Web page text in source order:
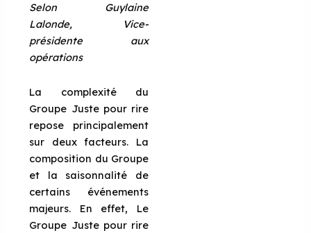
Selon Guylaine
Lalonde, Vice-
présidente aux
opérations
La complexité du
Groupe Juste pour rire
repose principalement
sur deux facteurs. La
composition du Groupe
et la saisonnalité de
certains événements
majeurs. En effet, Le
Groupe Juste pour rire